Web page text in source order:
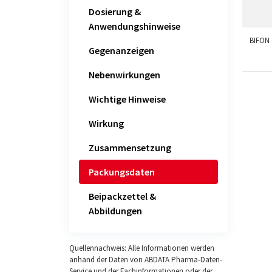
Dosierung &
Anwendungshinweise
Gegenanzeigen
Nebenwirkungen
Wichtige Hinweise
Wirkung
Zusammensetzung
Packungsdaten
Beipackzettel &
Abbildungen
Quellennachweis: Alle Informationen werden
anhand der Daten von ABDATA Pharma-Daten-